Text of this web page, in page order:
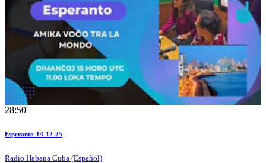
28:50
Esperanto-14-12-25
Radio Habana Cuba (Español)